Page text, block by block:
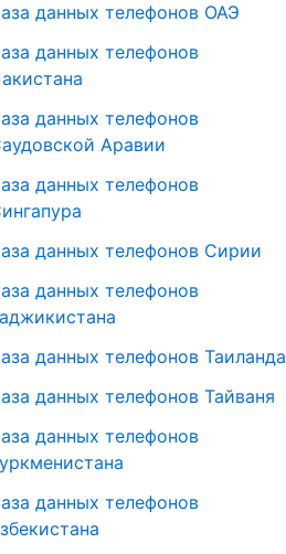
данных телефонов ОАЭ
данных телефонов
данных телефонов
Аравии
данных телефонов
данных телефонов Сирии
данных телефонов
данных телефонов Таиланда
данных телефонов Тайваня
данных телефонов
данных телефонов